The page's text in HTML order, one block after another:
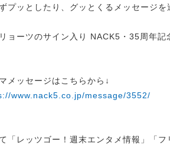
プッとしたり、グッとくるメッセージを
ョーツのサイン入り NACK5・35周年記
メッセージはこちらから↓
www.nack5.co.jp/message/3552/
「レッツゴー！週末エンタメ情報」「